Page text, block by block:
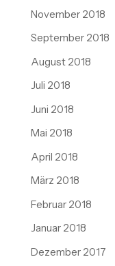
November 2018
September 2018
August 2018
Juli 2018
Juni 2018
Mai 2018
April 2018
März 2018
Februar 2018
Januar 2018
Dezember 2017